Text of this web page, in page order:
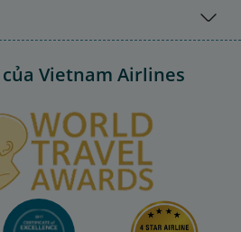
Vietnam Airlines